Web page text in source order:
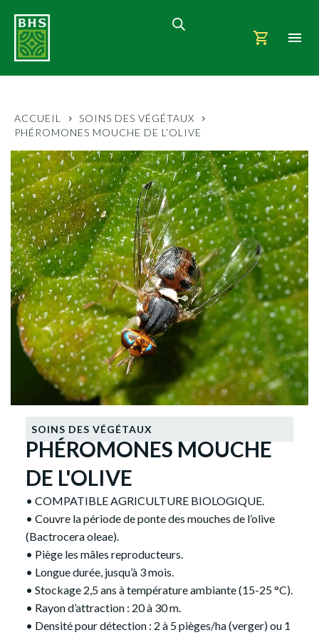
ACCUEIL
SOINS DES VÉGÉTAUX
PHÉROMONES MOUCHE DE L’OLIVE
SOINS DES VÉGÉTAUX
PHÉROMONES MOUCHE
DE L'OLIVE
• COMPATIBLE AGRICULTURE BIOLOGIQUE.
• Couvre la période de ponte des mouches de l’olive
(Bactrocera oleae).
• Piège les mâles reproducteurs.
• Longue durée, jusqu’à 3 mois.
• Stockage 2,5 ans à température ambiante (15-25 °C).
• Rayon d’attraction : 20 à 30 m.
• Densité pour détection : 2 à 5 pièges/ha (verger) ou 1